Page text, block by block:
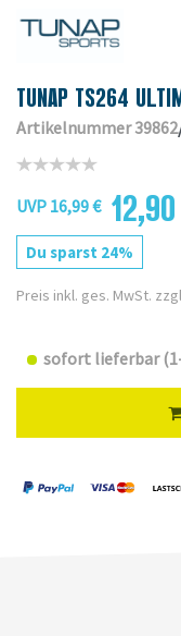
TUNAP TS264
Artikelnummer 39862
UVP 16,99 €
Du sparst 24%
Preis inkl. ges. MwSt.
sofort lieferbar